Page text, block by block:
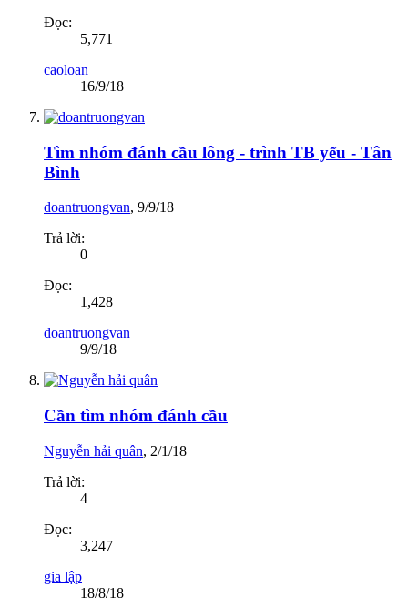
Đọc:
5,771
caoloan
16/9/18
Tìm nhóm đánh cầu lông - trình TB yếu - Tân
Bình
doantruongvan, 9/9/18
Trả lời:
0
Đọc:
1,428
doantruongvan
9/9/18
Cần tìm nhóm đánh cầu
Nguyễn hải quân, 2/1/18
Trả lời:
4
Đọc:
3,247
gia lập
18/8/18